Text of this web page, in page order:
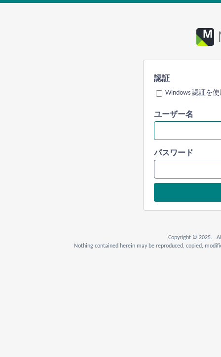
認証
Windows 認証を
ユーザー名
パスワード
Copyright © 2025. All
Nothing contained herein may be reproduced, copied,